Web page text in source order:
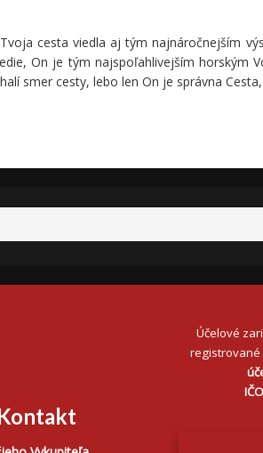
cesta viedla aj tým najnáročnejším
On je tým najspoľahlivejším horským
smer cesty, lebo len On je správna
Účelové
registrované